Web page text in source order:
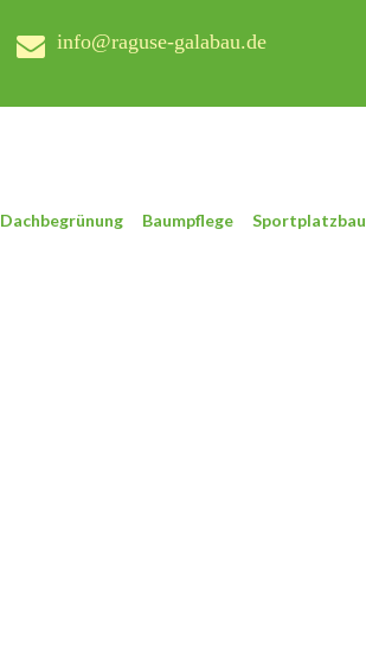
info@raguse-galabau.de
Dachbegrünung Baumpflege Sportplatzbau